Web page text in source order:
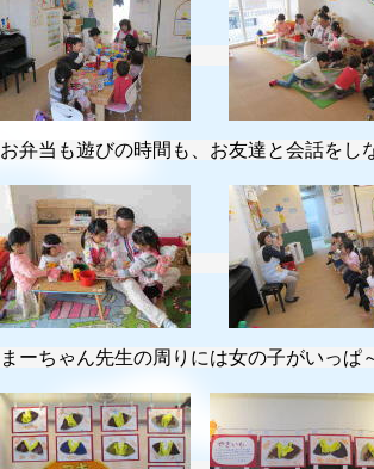
お弁当も遊びの時間も、お友達と会話をし
まーちゃん先生の周りには女の子がいっ